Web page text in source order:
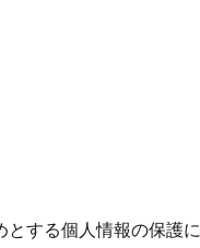
する個人情報の保護に